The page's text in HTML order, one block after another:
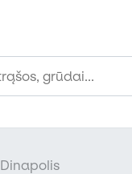
Dinapolis